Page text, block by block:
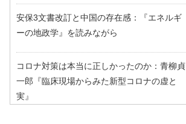
安保3文書改訂と中国の存在感：『エネルギ
ーの地政学』を読みながら
コロナ対策は本当に正しかったのか：青柳貞
一郎『臨床現場からみた新型コロナの虚と
実』